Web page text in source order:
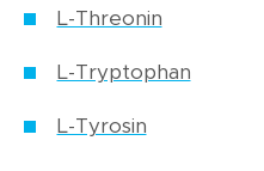
L-Threonin
L-Tryptophan
L-Tyrosin